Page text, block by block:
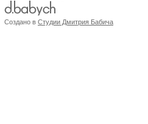
Создано в Студии Дмитрия Бабича